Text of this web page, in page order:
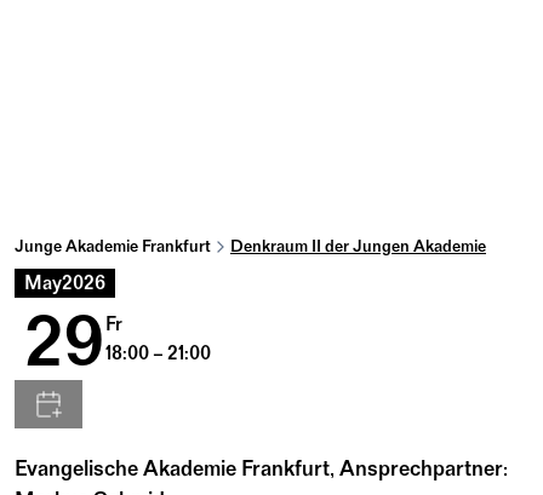
Junge Akademie Frankfurt Denkraum II der Jungen Akademie
May2026
29 Fr
18:00 – 21:00
Evangelische Akademie Frankfurt, Ansprechpartner: